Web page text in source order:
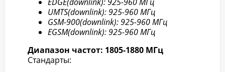
UMTS(downlink): 925-960 МГц
GSM-900(downlink): 925-960 МГц
EGSM(downlink): 925-960 МГц
Диапазон частот: 1805-1880 МГц
Стандарты: